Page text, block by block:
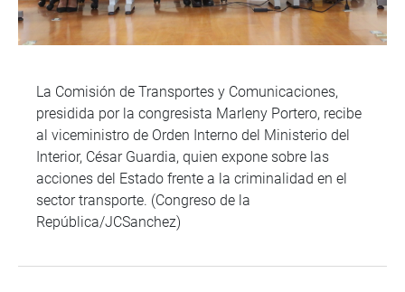
La Comisión de Transportes y Comunicaciones,
presidida por la congresista Marleny Portero, recibe
al viceministro de Orden Interno del Ministerio del
Interior, César Guardia, quien expone sobre las
acciones del Estado frente a la criminalidad en el
sector transporte. (Congreso de la
República/JCSanchez)